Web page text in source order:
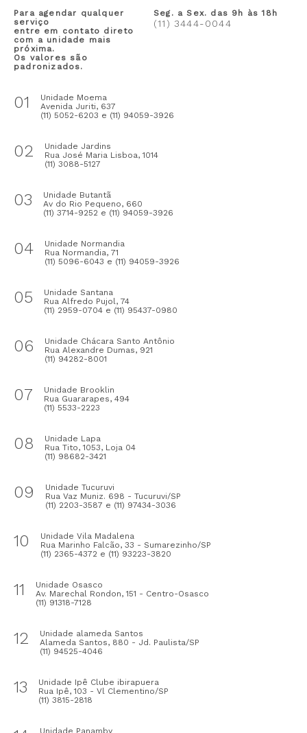
Para agendar qualquer
serviço
entre em contato direto
com a unidade mais
próxima.
Os valores são
padronizados.
Seg. a Sex. das 9h às 18h
(11) 3444-0044
01
Unidade Moema
Avenida Juriti, 637
(11) 5052-6203 e (11) 94059-3926
02
Unidade Jardins
Rua José Maria Lisboa, 1014
(11) 3088-5127
03
Unidade Butantã
Av do Rio Pequeno, 660
(11) 3714-9252 e (11) 94059-3926
04
Unidade Normandia
Rua Normandia, 71
(11) 5096-6043 e (11) 94059-3926
05
Unidade Santana
Rua Alfredo Pujol, 74
(11) 2959-0704 e (11) 95437-0980
06
Unidade Chácara Santo Antônio
Rua Alexandre Dumas, 921
(11) 94282-8001
07
Unidade Brooklin
Rua Guararapes, 494
(11) 5533-2223
08
Unidade Lapa
Rua Tito, 1053, Loja 04
(11) 98682-3421
09
Unidade Tucuruvi
Rua Vaz Muniz. 698 - Tucuruvi/SP
(11) 2203-3587 e (11) 97434-3036
10
Unidade Vila Madalena
Rua Marinho Falcão, 33 - Sumarezinho/SP
(11) 2365-4372 e (11) 93223-3820
11
Unidade Osasco
Av. Marechal Rondon, 151 - Centro-Osasco
(11) 91318-7128
12
Unidade alameda Santos
Alameda Santos, 880 - Jd. Paulista/SP
(11) 94525-4046
13
Unidade Ipê Clube ibirapuera
Rua Ipê, 103 - Vl Clementino/SP
(11) 3815-2818
Unidade Panamby